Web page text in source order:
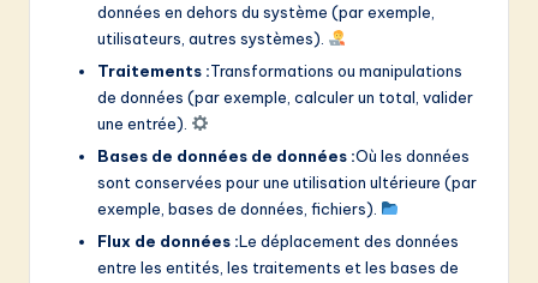
données en dehors du système (par exemple,
utilisateurs, autres systèmes).
Traitements :Transformations ou manipulations
de données (par exemple, calculer un total, valider
une entrée).
Bases de données de données :Où les données
sont conservées pour une utilisation ultérieure (par
exemple, bases de données, fichiers).
Flux de données :Le déplacement des données
entre les entités, les traitements et les bases de